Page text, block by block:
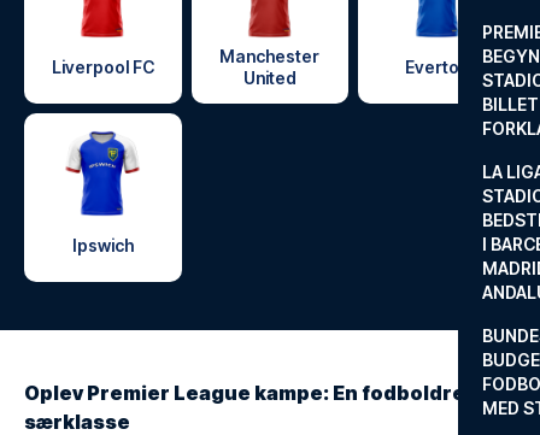
LA
I
MED
Liverpool FC
Manchester
United
Everton
Ipswich
Oplev Premier League kampe: En fodboldrejse i
særklasse